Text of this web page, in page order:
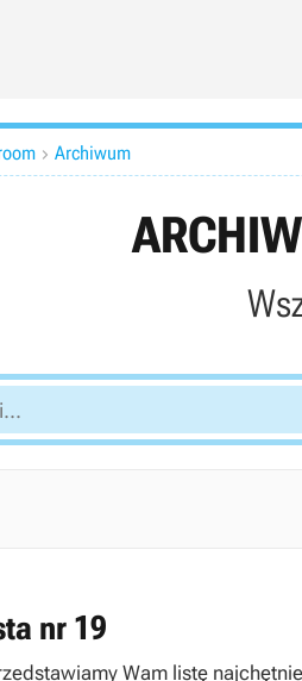
 Archiwum
nr 19
Wam listę